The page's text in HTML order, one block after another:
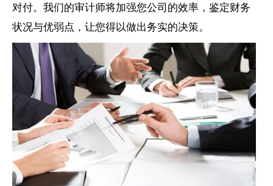
对付。我们的审计师将加强您公司的效率，鉴定财务
状况与优弱点，让您得以做出务实的决策。